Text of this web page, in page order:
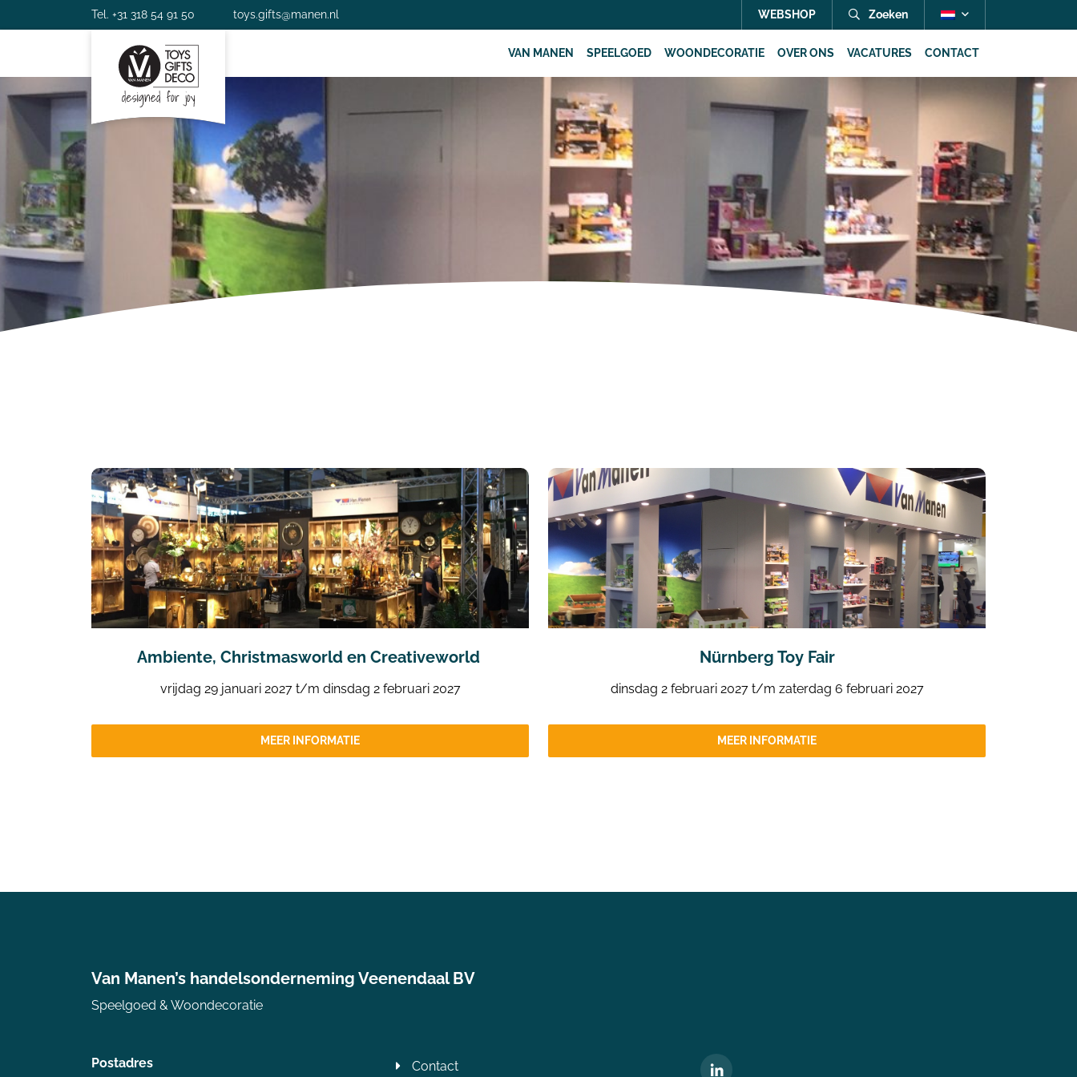
Tel. +31 318 54 91 50 toys.gifts@manen.nl WEBSHOP Zoeken
VAN MANEN SPEELGOED WOONDECORATIE OVER ONS VACATURES CONTACT
Ambiente, Christmasworld en Creativeworld
vrijdag 29 januari 2027 t/m dinsdag 2 februari 2027
MEER INFORMATIE
Nürnberg Toy Fair
dinsdag 2 februari 2027 t/m zaterdag 6 februari 2027
MEER INFORMATIE
Van Manen’s handelsonderneming Veenendaal BV
Speelgoed & Woondecoratie
Postadres
Contact